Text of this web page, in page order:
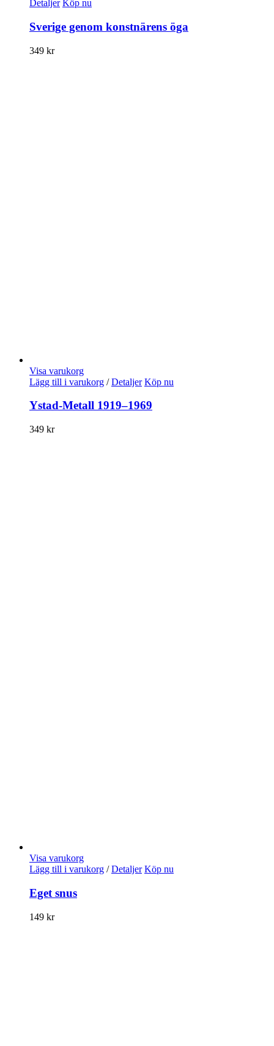
Detaljer Köp nu
Sverige genom konstnärens öga
349 kr
Visa varukorg
Lägg till i varukorg / Detaljer Köp nu
Ystad-Metall 1919–1969
349 kr
Visa varukorg
Lägg till i varukorg / Detaljer Köp nu
Eget snus
149 kr